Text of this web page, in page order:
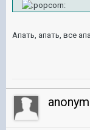
Апать, апать, все